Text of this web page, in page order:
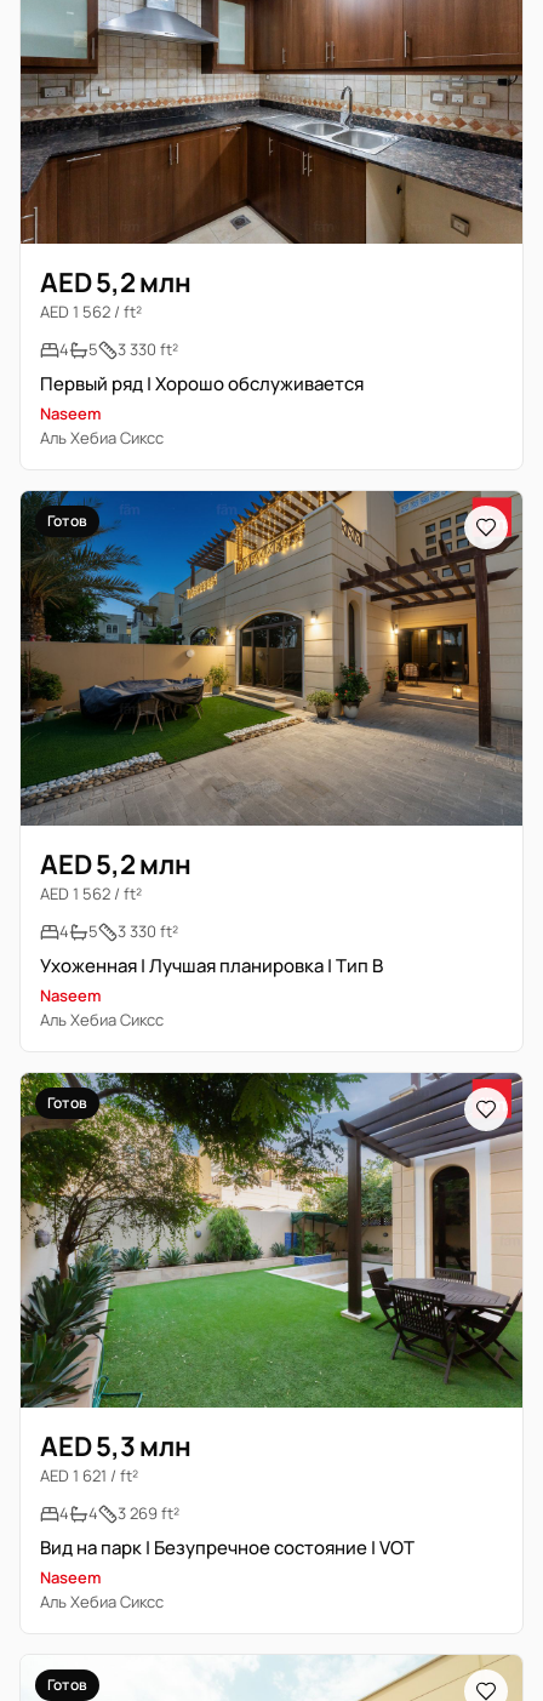
AED 5,2 млн
AED 1 562 / ft²
4
5 3 330 ft²
Первый ряд | Хорошо обслуживается
Naseem
Аль Хебиа Сиксс
Готов
AED 5,2 млн
AED 1 562 / ft²
4
5 3 330 ft²
Ухоженная | Лучшая планировка | Тип B
Naseem
Аль Хебиа Сиксс
Готов
AED 5,3 млн
AED 1 621 / ft²
4
4 3 269 ft²
Вид на парк | Безупречное состояние | VOT
Naseem
Аль Хебиа Сиксс
Готов